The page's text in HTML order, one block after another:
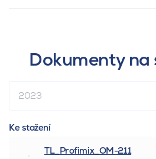
Dokumenty
2023
Ke stažení
TL_Profimix_OM-211